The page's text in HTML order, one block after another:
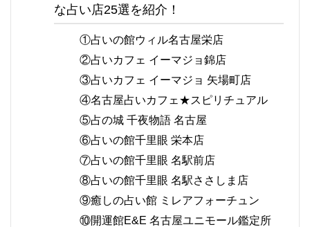
な占い店25選を紹介！
①占いの館ウィル名古屋栄店
②占いカフェ イーマジョ錦店
③占いカフェ イーマジョ 矢場町店
④名古屋占いカフェ★スピリチュアル
⑤占の城 千夜物語 名古屋
⑥占いの館千里眼 栄本店
⑦占いの館千里眼 名駅前店
⑧占いの館千里眼 名駅ささしま店
⑨癒しの占い館 ミレアフォーチュン
⑩開運館E&E 名古屋ユニモール鑑定所